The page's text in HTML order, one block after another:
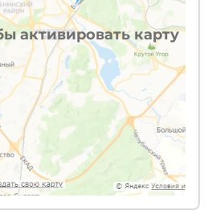
активировать карту